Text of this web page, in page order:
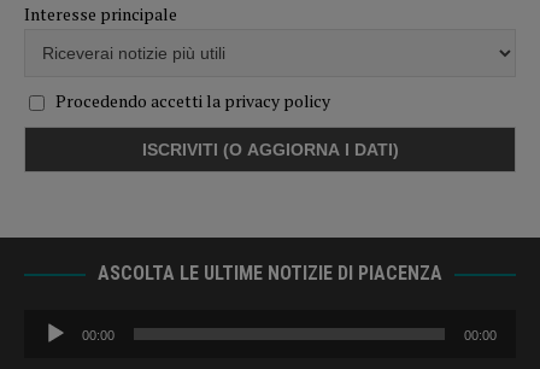
Interesse principale
Procedendo accetti la privacy policy
ASCOLTA LE ULTIME NOTIZIE DI PIACENZA
Audio
Player
00:00 00:00